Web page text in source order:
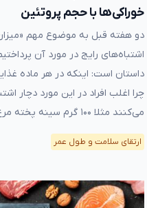
خوراکی‌ها با حجم پروتئین
دو هفته قبل به موضوع مهم «میزان
اشتباه‌های رایج در مورد آن
داستان است: اینکه در هر ماده
چرا اغلب افراد در این مورد دچار
می‌کنند مثلا ۱۰۰ گرم سینه پخته مرغ دارای […]
ارتقای سلامت و طول عمر